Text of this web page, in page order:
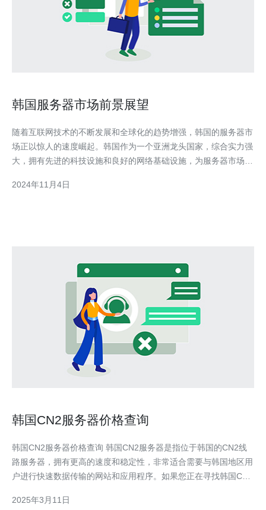
韩国服务器市场前景展望
随着互联网技术的不断发展和全球化的趋势增强，韩国的服务器市
场正以惊人的速度崛起。韩国作为一个亚洲龙头国家，综合实力强
大，拥有先进的科技设施和良好的网络基础设施，为服务器市场的
度不言而喻。该国政府大力支持和鼓励信息技术产业的发展，积极
2024年11月4日
韩国CN2服务器价格查询
韩国CN2服务器价格查询 韩国CN2服务器是指位于韩国的CN2线
路服务器，拥有更高的速度和稳定性，非常适合需要与韩国地区用
户进行快速数据传输的网站和应用程序。如果您正在寻找韩国CN2
国CN2服务器的价格因供应商和配置而有所不同。以下是一些常见
2025年3月11日